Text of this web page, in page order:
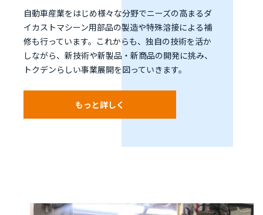
自動車産業をはじめ様々な分野でニーズの高まるダ
イカストマシーン用部品の製造や特殊溶接による補
修も行っています。これからも、独自の技術を活か
しながら、新技術や新製品・新商品の開発に挑み、
トクデンらしい事業展開を図っていきます。
もっと詳しく